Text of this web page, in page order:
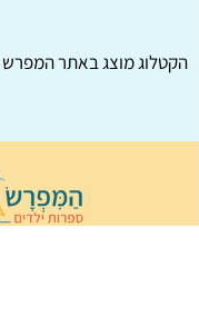
הקטלוג מוצג באתרהמפרש